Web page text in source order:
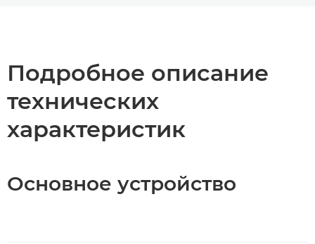
Подробное описание
технических
характеристик
Основное устройство